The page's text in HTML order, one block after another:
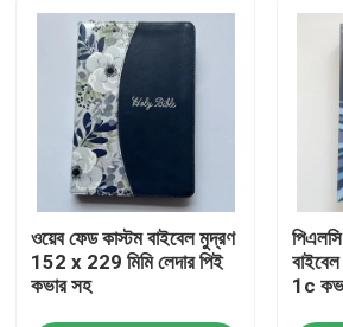
যোগাযোগ করুন
উদ্ধৃতির জন্য আবেদন
কফি টেবিল বই মুদ্রণ
ওয়েব ফেড কাস্টম বাইবেল মুদ্রণ
152 x 229 মিমি লেদার পিই
কভার সহ
1c